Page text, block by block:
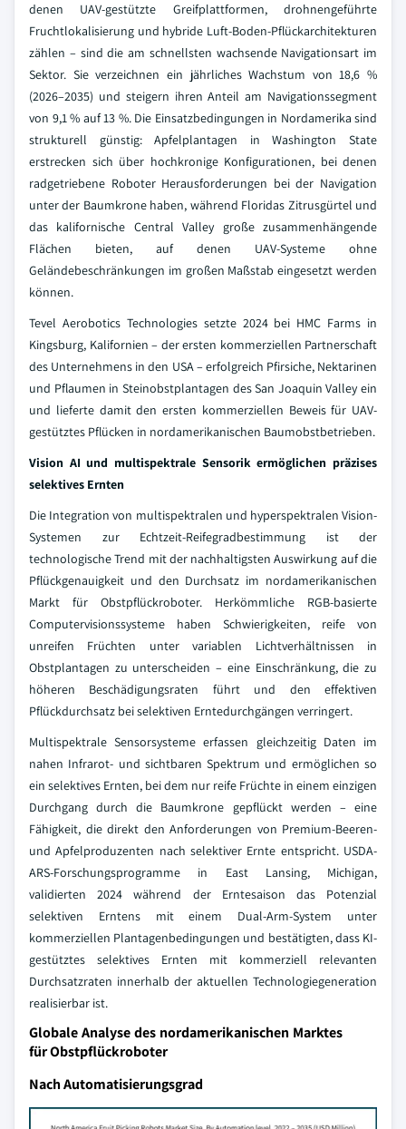
denen UAV-gestützte Greifplattformen, drohnengeführte
Fruchtlokalisierung und hybride Luft-Boden-Pflückarchitekturen
zählen – sind die am schnellsten wachsende Navigationsart im
Sektor. Sie verzeichnen ein jährliches Wachstum von 18,6 %
(2026–2035) und steigern ihren Anteil am Navigationssegment
von 9,1 % auf 13 %. Die Einsatzbedingungen in Nordamerika sind
strukturell günstig: Apfelplantagen in Washington State
erstrecken sich über hochkronige Konfigurationen, bei denen
radgetriebene Roboter Herausforderungen bei der Navigation
unter der Baumkrone haben, während Floridas Zitrusgürtel und
das kalifornische Central Valley große zusammenhängende
Flächen bieten, auf denen UAV-Systeme ohne
Geländebeschränkungen im großen Maßstab eingesetzt werden
können.
Tevel Aerobotics Technologies setzte 2024 bei HMC Farms in
Kingsburg, Kalifornien – der ersten kommerziellen Partnerschaft
des Unternehmens in den USA – erfolgreich Pfirsiche, Nektarinen
und Pflaumen in Steinobstplantagen des San Joaquin Valley ein
und lieferte damit den ersten kommerziellen Beweis für UAV-
gestütztes Pflücken in nordamerikanischen Baumobstbetrieben.
Vision AI und multispektrale Sensorik ermöglichen präzises
selektives Ernten
Die Integration von multispektralen und hyperspektralen Vision-
Systemen zur Echtzeit-Reifegradbestimmung ist der
technologische Trend mit der nachhaltigsten Auswirkung auf die
Pflückgenauigkeit und den Durchsatz im nordamerikanischen
Markt für Obstpflückroboter. Herkömmliche RGB-basierte
Computervisionssysteme haben Schwierigkeiten, reife von
unreifen Früchten unter variablen Lichtverhältnissen in
Obstplantagen zu unterscheiden – eine Einschränkung, die zu
höheren Beschädigungsraten führt und den effektiven
Pflückdurchsatz bei selektiven Erntedurchgängen verringert.
Multispektrale Sensorsysteme erfassen gleichzeitig Daten im
nahen Infrarot- und sichtbaren Spektrum und ermöglichen so
ein selektives Ernten, bei dem nur reife Früchte in einem einzigen
Durchgang durch die Baumkrone gepflückt werden – eine
Fähigkeit, die direkt den Anforderungen von Premium-Beeren-
und Apfelproduzenten nach selektiver Ernte entspricht. USDA-
ARS-Forschungsprogramme in East Lansing, Michigan,
validierten 2024 während der Erntesaison das Potenzial
selektiven Erntens mit einem Dual-Arm-System unter
kommerziellen Plantagenbedingungen und bestätigten, dass KI-
gestütztes selektives Ernten mit kommerziell relevanten
Durchsatzraten innerhalb der aktuellen Technologiegeneration
realisierbar ist.
Globale Analyse des nordamerikanischen Marktes
für Obstpflückroboter
Nach Automatisierungsgrad